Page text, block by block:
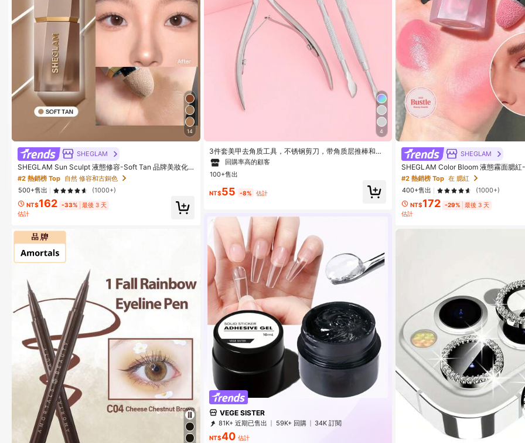
14
SHEGLAM
SHEGLAM Sun Sculpt 液態修容-Soft Tan 品牌美妝化
妝品 適合女士與女孩
#2 熱銷榜 Top 自然 修容和古銅色
500+售出
(1000+)
NT$162 -33%
最後 3 天
估計
4
3件套美甲去角质工具，不锈钢剪刀，带角质层推棒和去
除器，美甲用品，美甲工具，美甲艺术工具，返校季，美
甲，美甲工具（适用于贴片式美甲）
回購率高的顧客
#2 熱銷榜 Top 指甲角質層 美甲配件
回購率高的顧客
#2 熱銷榜 Top 指甲角質層 美甲配件
回購率高的顧客
#2 熱銷榜 Top
指甲角質層 美甲配件
100+售出
NT$55 -8% 估計
VEGE SISTER
81K+ 近期已售出 59K+ 回購 34K 訂閱
NT$40 估計
SHEGLAM
SHEGLAM Color Bloom 液態霧面腮
美妝化妝品 適合女士與女孩
#2 熱銷榜 Top 在 腮紅
400+售出
(1000+)
NT$172 -29%
最後 3 天
估計